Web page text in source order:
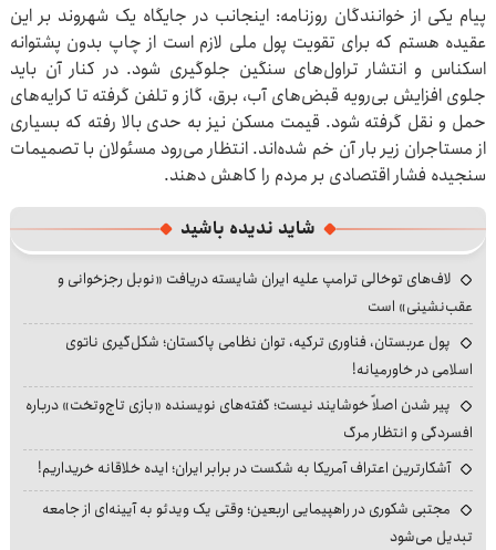
پیام یکی از خوانندگان روزنامه: اینجانب در جایگاه یک شهروند بر این
عقیده هستم که برای تقویت پول ملی لازم است از چاپ بدون پشتوانه
اسکناس و انتشار تراول‌های سنگین جلوگیری شود. در کنار آن باید
جلوی افزایش بی‌رویه قبض‌های آب، برق، گاز و تلفن گرفته تا کرایه‌های
حمل و نقل گرفته شود. قیمت مسکن نیز به حدی بالا رفته که بسیاری
از مستاجران زیر بار آن خم شده‌اند. انتظار می‌رود مسئولان با تصمیمات
سنجیده فشار اقتصادی بر مردم را کاهش دهند.
شاید ندیده باشید
لاف‌های توخالی ترامپ علیه ایران شایسته دریافت «نوبل رجزخوانی و
عقب‌نشینی» است
پول عربستان، فناوری ترکیه، توان نظامی پاکستان؛ شکل‌گیری ناتوی
اسلامی در خاورمیانه!
پیر شدن اصلاً خوشایند نیست؛ گفته‌های نویسنده «بازی تاج‌وتخت» درباره
افسردگی و انتظار مرگ
آشکارترین اعتراف آمریکا به شکست در برابر ایران؛ ایده خلاقانه خریداریم!
مجتبی شکوری در راهپیمایی اربعین؛ وقتی یک ویدئو به آیینه‌ای از جامعه
تبدیل می‌شود